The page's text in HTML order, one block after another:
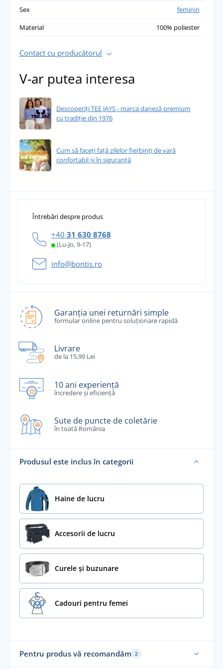
Sex
feminin
Material
100% poliester
Contact cu producătorul
V-ar putea interesa
Descoperiți TEE JAYS - marca daneză premium
cu tradiție din 1976
Cum să faceți față zilelor fierbinți de vară
confortabil și în siguranță
Întrebări despre produs
+40 31 630 8768
(Lu-Jo, 9-17)
info@bontis.ro
Garanția unei returnări simple
formular online pentru soluționare rapidă
Livrare
de la 15,99 Lei
10 ani experiență
încredere și eficiență
Sute de puncte de coletărie
în toată România
Produsul este inclus în categorii
Haine de lucru
Accesorii de lucru
Curele și buzunare
Cadouri pentru femei
Pentru produs vă recomandăm 2